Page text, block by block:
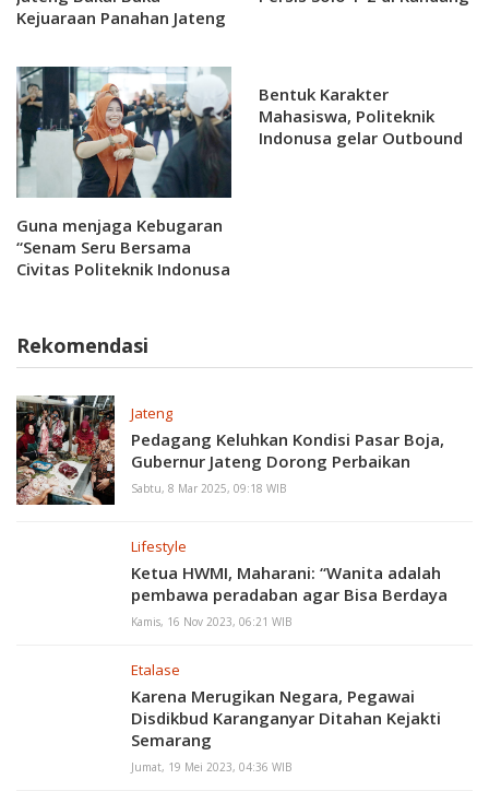
Kejuaraan Panahan Jateng
Guna menjaga Kebugaran
“Senam Seru Bersama
Civitas Politeknik Indonusa
Kesehatan
Bentuk Karakter
Mahasiswa, Politeknik
Indonusa gelar Outbound
Rekomendasi
Jateng
Pedagang Keluhkan Kondisi Pasar Boja,
Gubernur Jateng Dorong Perbaikan
Sabtu, 8 Mar 2025, 09:18 WIB
Lifestyle
Ketua HWMI, Maharani: “Wanita adalah
pembawa peradaban agar Bisa Berdaya
Kamis, 16 Nov 2023, 06:21 WIB
Etalase
Karena Merugikan Negara, Pegawai
Disdikbud Karanganyar Ditahan Kejakti
Semarang
Jumat, 19 Mei 2023, 04:36 WIB